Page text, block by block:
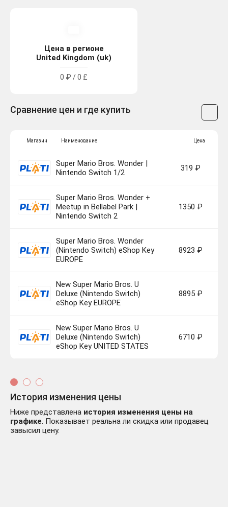
Цена в регионе
United Kingdom (uk)
0 ₽ / 0 £
Сравнение цен и где купить
Магазин Наименование Цена
Super Mario Bros. Wonder |
Nintendo Switch 1/2
319 ₽
Super Mario Bros. Wonder +
Meetup in Bellabel Park |
Nintendo Switch 2
1350 ₽
Super Mario Bros. Wonder
(Nintendo Switch) eShop Key
EUROPE
8923 ₽
New Super Mario Bros. U
Deluxe (Nintendo Switch)
eShop Key EUROPE
8895 ₽
New Super Mario Bros. U
Deluxe (Nintendo Switch)
eShop Key UNITED STATES
6710 ₽
История изменения цены
Ниже представлена история изменения цены на
графике. Показывает реальна ли скидка или продавец
завысил цену.